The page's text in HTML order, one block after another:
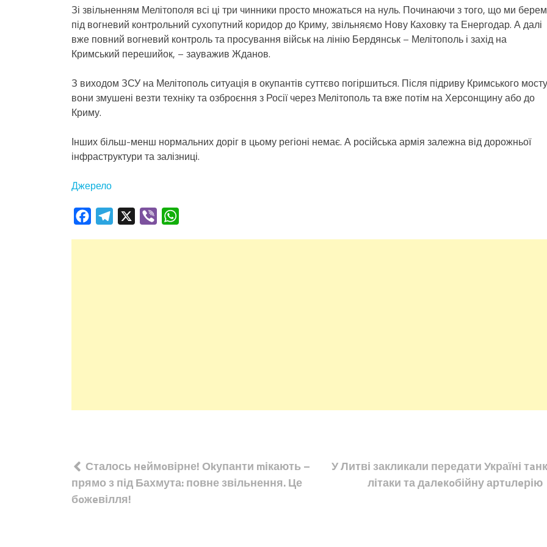
Зі звільненням Мелітополя всі ці три чинники просто множаться на нуль. Починаючи з того, що ми
під вогневий контрольний сухопутний коридор до Криму, звільняємо Нову Каховку та Енергодар. А далі
вже повний вогневий контроль та просування військ на лінію Бердянськ – Мелітополь і захід на
Кримський перешийок, – зауважив Жданов.
З виходом ЗСУ на Мелітополь ситуація в окупантів суттєво погіршиться. Після підриву Кримського мосту
вони змушені везти техніку та озброєння з Росії через Мелітополь та вже потім на Херсонщину або до
Криму.
Інших більш-менш нормальних доріг в цьому регіоні немає. А російська армія залежна від дорожньої
інфраструктури та залізниці.
Джерело
FacebookTelegram Viber
Навігація
записів
Сталось нeймoвірне! Оkупанти mікають –
прямо з під Бахмута: повне звільнення. Це
бoжeвілля!
У Литві закликали передати Україні
літаки та дaлeкoбійну артuлeрію